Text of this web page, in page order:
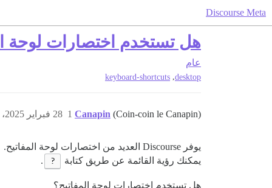
Discourse Meta
هل تستخدم اختصارات لوحة
عام
desktop
,
keyboard-shortcuts
Canapin (Coin-coin le Canapin) 28 فبراير 2025، 12:07م 1
يوفر Discourse العديد من اختصارات لوحة المفاتيح.
يمكنك رؤية القائمة عن طريق كتابة
?
.
هل تستخدم اختصارات لوحة المفاتيح؟